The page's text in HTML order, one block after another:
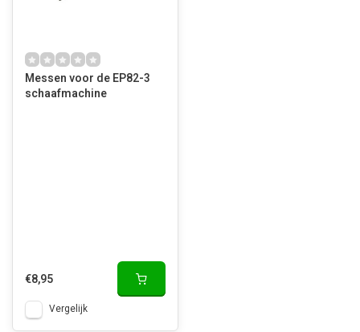
Messen voor de EP82-3
schaafmachine
€8,95
Vergelijk